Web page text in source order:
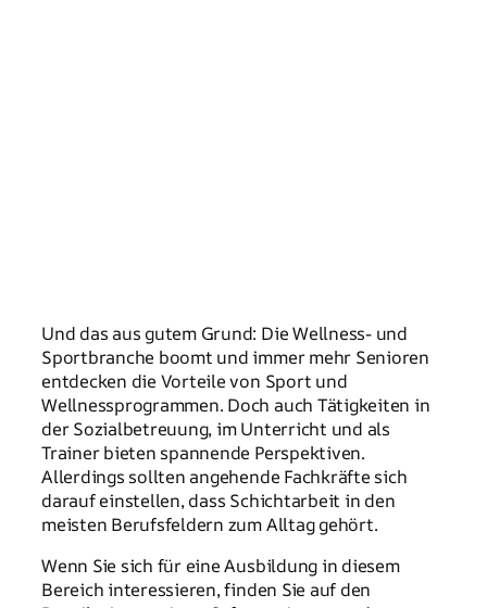
Und das aus gutem Grund: Die Wellness- und
Sportbranche boomt und immer mehr Senioren
entdecken die Vorteile von Sport und
Wellnessprogrammen. Doch auch Tätigkeiten in
der Sozialbetreuung, im Unterricht und als
Trainer bieten spannende Perspektiven.
Allerdings sollten angehende Fachkräfte sich
darauf einstellen, dass Schichtarbeit in den
meisten Berufsfeldern zum Alltag gehört.
Wenn Sie sich für eine Ausbildung in diesem
Bereich interessieren, finden Sie auf den